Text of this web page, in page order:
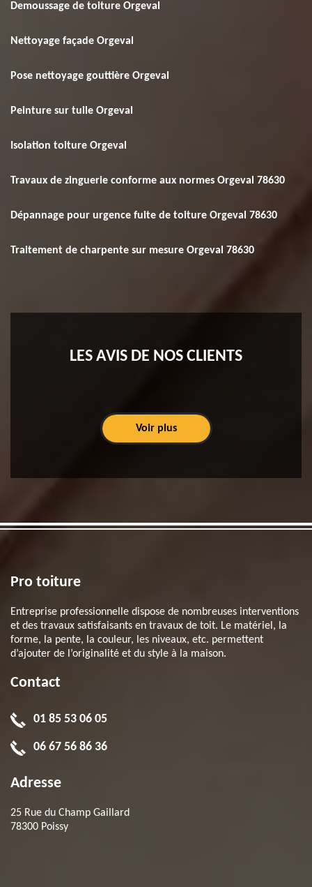
Demoussage de toiture Orgeval
Nettoyage façade Orgeval
Pose nettoyage gouttière Orgeval
Peinture sur tuile Orgeval
Isolation toiture Orgeval
Travaux de zinguerie conforme aux normes Orgeval 78630
Dépannage pour urgence fuite de toiture Orgeval 78630
Traitement de charpente sur mesure Orgeval 78630
LES AVIS DE NOS CLIENTS
Voir plus
Pro toiture
Entreprise professionnelle dispose de nombreuses interventions
et des travaux satisfaisants en travaux de toit. Le matériel, la
forme, la pente, la couleur, les niveaux, etc. permettent
d’ajouter de l’originalité et du style à la maison.
Contact
01 85 53 06 05
06 67 56 86 36
Adresse
25 Rue du Champ Gaillard
78300 Poissy